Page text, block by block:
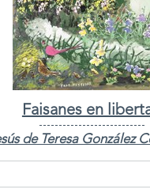
Faisanes en
de Teresa González